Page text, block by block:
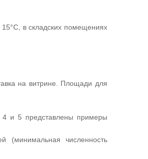
в складских помещениях
на витрине. Площади для
и 5 представлены примеры
(минимальная численность